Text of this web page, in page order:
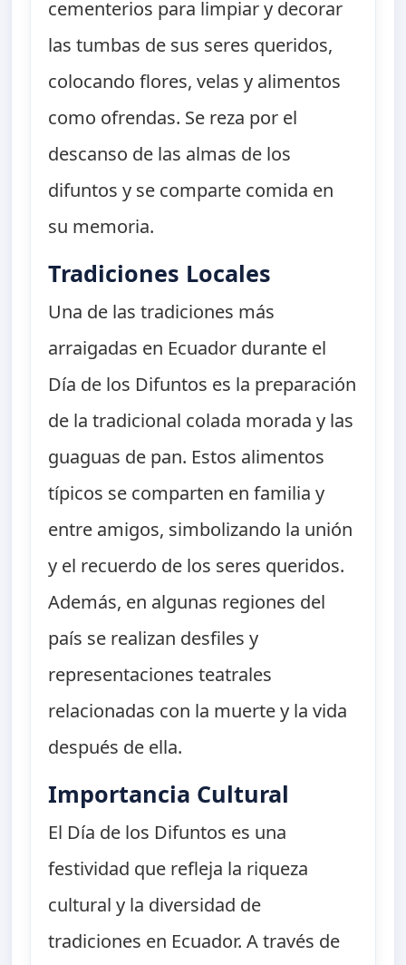
cementerios para limpiar y decorar
las tumbas de sus seres queridos,
colocando flores, velas y alimentos
como ofrendas. Se reza por el
descanso de las almas de los
difuntos y se comparte comida en
su memoria.
Tradiciones Locales
Una de las tradiciones más
arraigadas en Ecuador durante el
Día de los Difuntos es la preparación
de la tradicional colada morada y las
guaguas de pan. Estos alimentos
típicos se comparten en familia y
entre amigos, simbolizando la unión
y el recuerdo de los seres queridos.
Además, en algunas regiones del
país se realizan desfiles y
representaciones teatrales
relacionadas con la muerte y la vida
después de ella.
Importancia Cultural
El Día de los Difuntos es una
festividad que refleja la riqueza
cultural y la diversidad de
tradiciones en Ecuador. A través de